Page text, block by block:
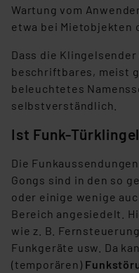
Wartung vom
etwa bei Mietobjekten
Dass die
beschriftbares, meist
beleuchtetes
selbstverständlich.
Ist Funk-
Die
Gongs sind in den so
oder einige wenige
Bereich angesiedelt.
wie z. B.
Funkgeräte usw. Da
(temporären)